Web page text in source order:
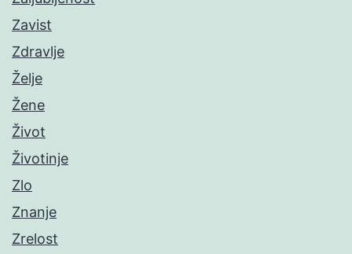
Zavist
Zdravlje
Želje
Žene
Život
Životinje
Zlo
Znanje
Zrelost